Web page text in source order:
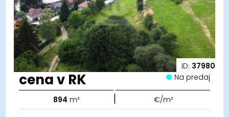
ID: 37980
cena v RK Na predaj
894 m² | €/m²